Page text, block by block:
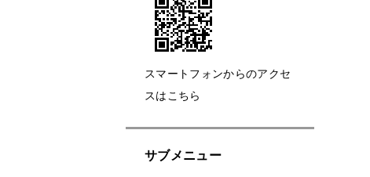
サブメニュー
スマートフォンからのアクセ
スはこちら